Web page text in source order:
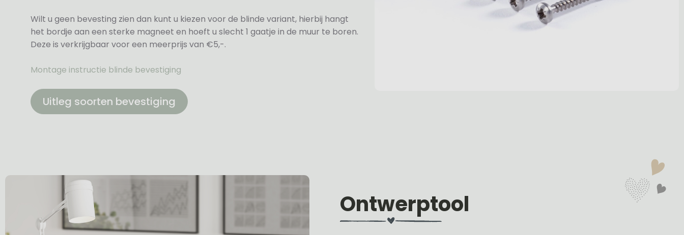
Wilt u geen bevesting zien dan kunt u kiezen voor de blinde variant, hierbij hangt
het bordje aan een sterke magneet en hoeft u slecht 1 gaatje in de muur te boren.
Deze is verkrijgbaar voor een meerprijs van €5,-.
Montage instructie blinde bevestiging
Uitleg soorten bevestiging
Ontwerptool